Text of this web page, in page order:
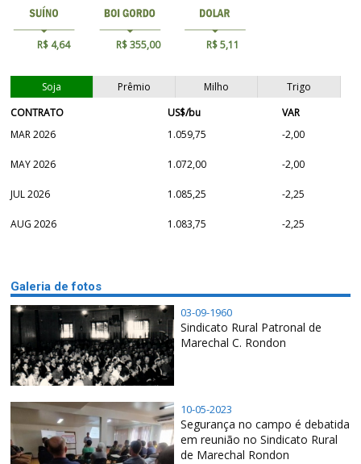
R$ 4,64 R$ 355,00 R$ 5,11
Soja Prêmio Milho
Trigo
CONTRATO
US$/bu
VAR
MAR 2026
1.059,75 -2,00
MAY 2026 1.072,00 -2,00
JUL 2026 1.085,25 -2,25
AUG 2026 1.083,75 -2,25
Galeria de fotos
03-09-1960
Sindicato Rural Patronal de
Marechal C. Rondon
10-05-2023
Segurança no campo é debatida
em reunião no Sindicato Rural
de Marechal Rondon